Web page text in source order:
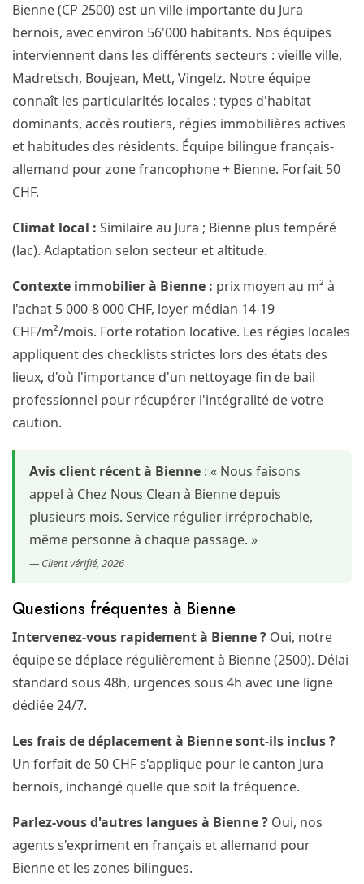
Bienne (CP 2500) est un ville importante du Jura
bernois, avec environ 56'000 habitants. Nos équipes
interviennent dans les différents secteurs : vieille ville,
Madretsch, Boujean, Mett, Vingelz. Notre équipe
connaît les particularités locales : types d'habitat
dominants, accès routiers, régies immobilières actives
et habitudes des résidents. Équipe bilingue français-
allemand pour zone francophone + Bienne. Forfait 50
CHF.
Climat local : Similaire au Jura ; Bienne plus tempéré
(lac). Adaptation selon secteur et altitude.
Contexte immobilier à Bienne : prix moyen au m² à
l'achat 5 000-8 000 CHF, loyer médian 14-19
CHF/m²/mois. Forte rotation locative. Les régies locales
appliquent des checklists strictes lors des états des
lieux, d'où l'importance d'un nettoyage fin de bail
professionnel pour récupérer l'intégralité de votre
caution.
Avis client récent à Bienne : « Nous faisons
appel à Chez Nous Clean à Bienne depuis
plusieurs mois. Service régulier irréprochable,
même personne à chaque passage. »
— Client vérifié, 2026
Questions fréquentes à Bienne
Intervenez-vous rapidement à Bienne ? Oui, notre
équipe se déplace régulièrement à Bienne (2500). Délai
standard sous 48h, urgences sous 4h avec une ligne
dédiée 24/7.
Les frais de déplacement à Bienne sont-ils inclus ?
Un forfait de 50 CHF s'applique pour le canton Jura
bernois, inchangé quelle que soit la fréquence.
Parlez-vous d'autres langues à Bienne ? Oui, nos
agents s'expriment en français et allemand pour
Bienne et les zones bilingues.